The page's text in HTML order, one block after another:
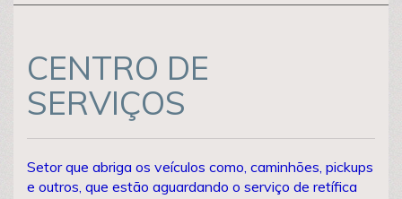
CENTRO DE
SERVIÇOS
Setor que abriga os veículos como, caminhões, pickups
e outros, que estão aguardando o serviço de retífica